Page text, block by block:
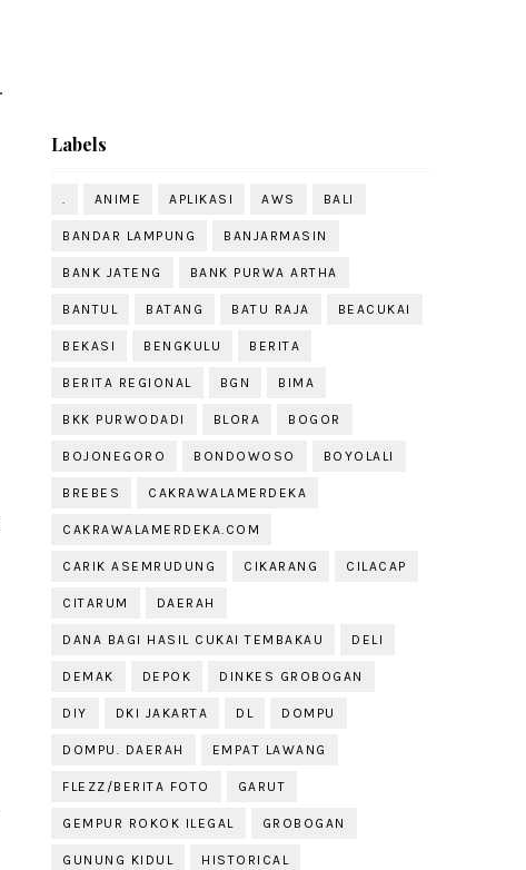
Labels
. ANIME APLIKASI AWS BALI
BANDAR LAMPUNG BANJARMASIN
BANK JATENG BANK PURWA ARTHA
BANTUL BATANG BATU RAJA BEACUKAI
BEKASI BENGKULU BERITA
BERITA REGIONAL BGN BIMA
BKK PURWODADI BLORA BOGOR
BOJONEGORO BONDOWOSO BOYOLALI
BREBES CAKRAWALAMERDEKA
CAKRAWALAMERDEKA.COM
CARIK ASEMRUDUNG CIKARANG CILACAP
CITARUM DAERAH
DANA BAGI HASIL CUKAI TEMBAKAU DELI
DEMAK DEPOK DINKES GROBOGAN
DIY DKI JAKARTA DL DOMPU
DOMPU. DAERAH EMPAT LAWANG
FLEZZ/BERITA FOTO GARUT
GEMPUR ROKOK ILEGAL GROBOGAN
GUNUNG KIDUL HISTORICAL